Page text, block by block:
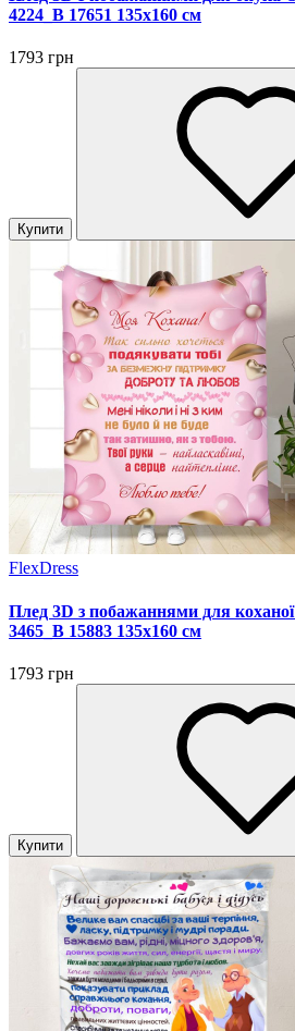
4224_B 17651 135х160 см
1793 грн
Купити
FlexDress
Плед 3D з побажаннями для
3465_B 15883 135х160 см
1793 грн
Купити